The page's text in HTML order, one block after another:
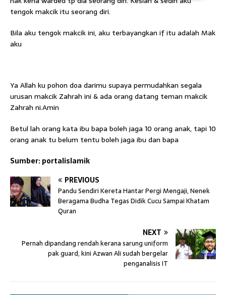
tengok makcik itu seorang diri.
Bila aku tengok makcik ini, aku terbayangkan if itu adalah Mak
aku
Ya Allah ku pohon doa darimu supaya permudahkan segala
urusan makcik Zahrah ini & ada orang datang teman makcik
Zahrah ni.Amin
Betul lah orang kata ibu bapa boleh jaga 10 orang anak, tapi 10
orang anak tu belum tentu boleh jaga ibu dan bapa
Sumber: portalislamik
PREVIOUS
Pandu Sendiri Kereta Hantar Pergi Mengaji, Nenek
Beragama Budha Tegas Didik Cucu Sampai Khatam
Quran
NEXT
Pernah dipandang rendah kerana sarung uniform
pak guard, kini Azwan Ali sudah bergelar
penganalisis IT